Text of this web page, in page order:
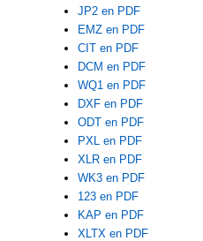
JP2 en PDF
EMZ en PDF
CIT en PDF
DCM en PDF
WQ1 en PDF
DXF en PDF
ODT en PDF
PXL en PDF
XLR en PDF
WK3 en PDF
123 en PDF
KAP en PDF
XLTX en PDF